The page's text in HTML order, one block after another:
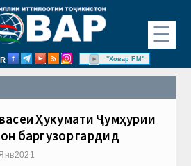
☰
"Ховар FM"
Ҳукумати Ҷумҳурии
баргузор гардид
2021